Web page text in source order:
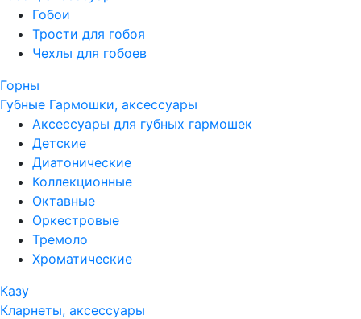
Гобои
Трости для гобоя
Чехлы для гобоев
Горны
Губные Гармошки, аксессуары
Аксессуары для губных гармошек
Детские
Диатонические
Коллекционные
Октавные
Оркестровые
Тремоло
Хроматические
Казу
Кларнеты, аксессуары